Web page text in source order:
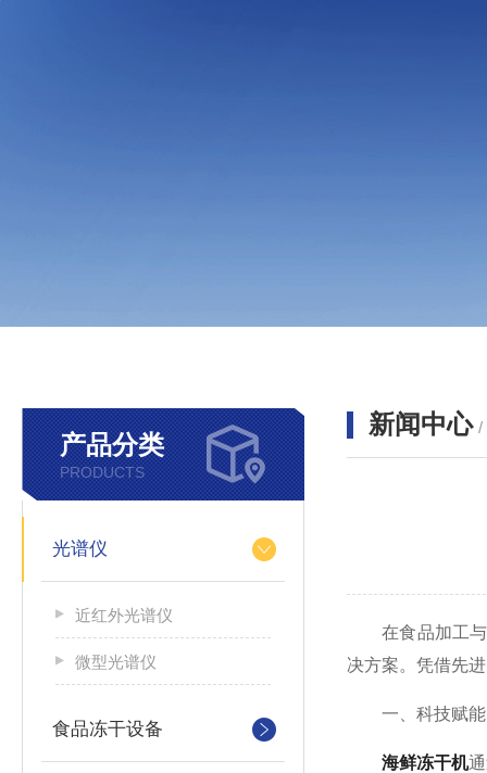
产品分类
PRODUCTS
光谱仪
近红外光谱仪
微型光谱仪
食品冻干设备
新闻中心 /
在食品加工与
决方案。凭借先
一、科技赋能
海鲜冻干机